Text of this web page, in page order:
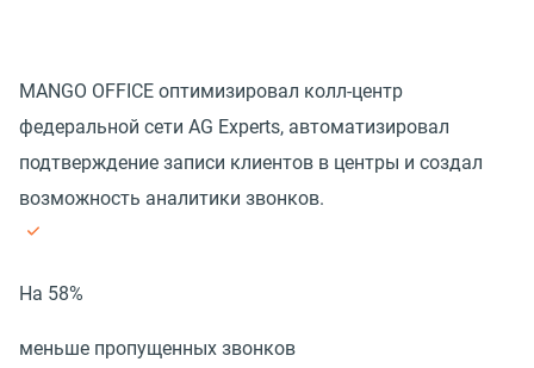
MANGO OFFICE оптимизировал колл-центр
федеральной сети AG Experts, автоматизировал
подтверждение записи клиентов в центры и создал
возможность аналитики звонков.
На 58%
меньше пропущенных звонков